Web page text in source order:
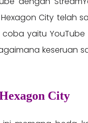
City telah
yaitu YouTube
keseruan
City